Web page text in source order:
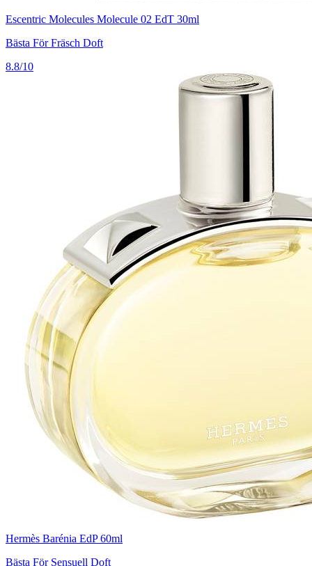
Escentric Molecules Molecule 02 EdT 30ml
Bästa För Fräsch Doft
8.8/10
Hermès Barénia EdP 60ml
Bästa För Sensuell Doft